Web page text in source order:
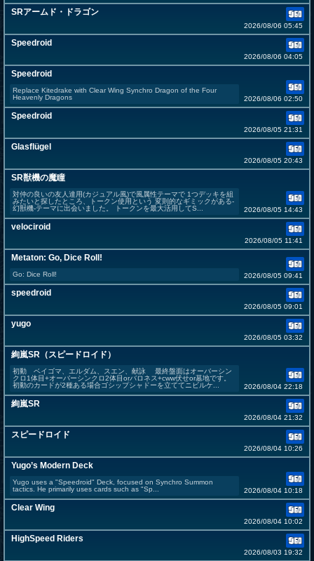
SRアームド・ドラゴン
2026/08/06 05:45
Speedroid
2026/08/06 04:05
Speedroid
Replace Kitedrake with Clear Wing Synchro Dragon of the Four
Heavenly Dragons
2026/08/06 02:50
Speedroid
2026/08/05 21:31
Glasflügel
2026/08/05 20:43
SR獣機の魔瞳
対仲の良いの友人達用(カジュアル風)で風属性テーマで 1つデッキを組
みたいと探したところ、トークン使用という 変則的なギミックがある-
幻獣機-テーマに出会いました。 トークンを最大活用してS...
2026/08/05 14:43
velociroid
2026/08/05 11:41
Metaton: Go, Dice Roll!
Go: Dice Roll! 2026/08/05 09:41
speedroid
2026/08/05 09:01
yugo
2026/08/05 03:32
絢嵐SR（スピードロイド）
初動 ベイゴマ、エルダム、スエン、献詠 最終盤面はオーバーシン
クロ1体目+オーバーシンクロ2体目orバロネス+cww伏せor墓地です。
初動のカードが2種ある場合ゴシップシャドーを立ててニビルケ...
2026/08/04 22:18
絢嵐SR
2026/08/04 21:32
スピードロイド
2026/08/04 10:26
Yugo’s Modern Deck
Yugo uses a "Speedroid" Deck, focused on Synchro Summon
tactics. He primarily uses cards such as "Sp...
2026/08/04 10:18
Clear Wing
2026/08/04 10:02
HighSpeed Riders
2026/08/03 19:32